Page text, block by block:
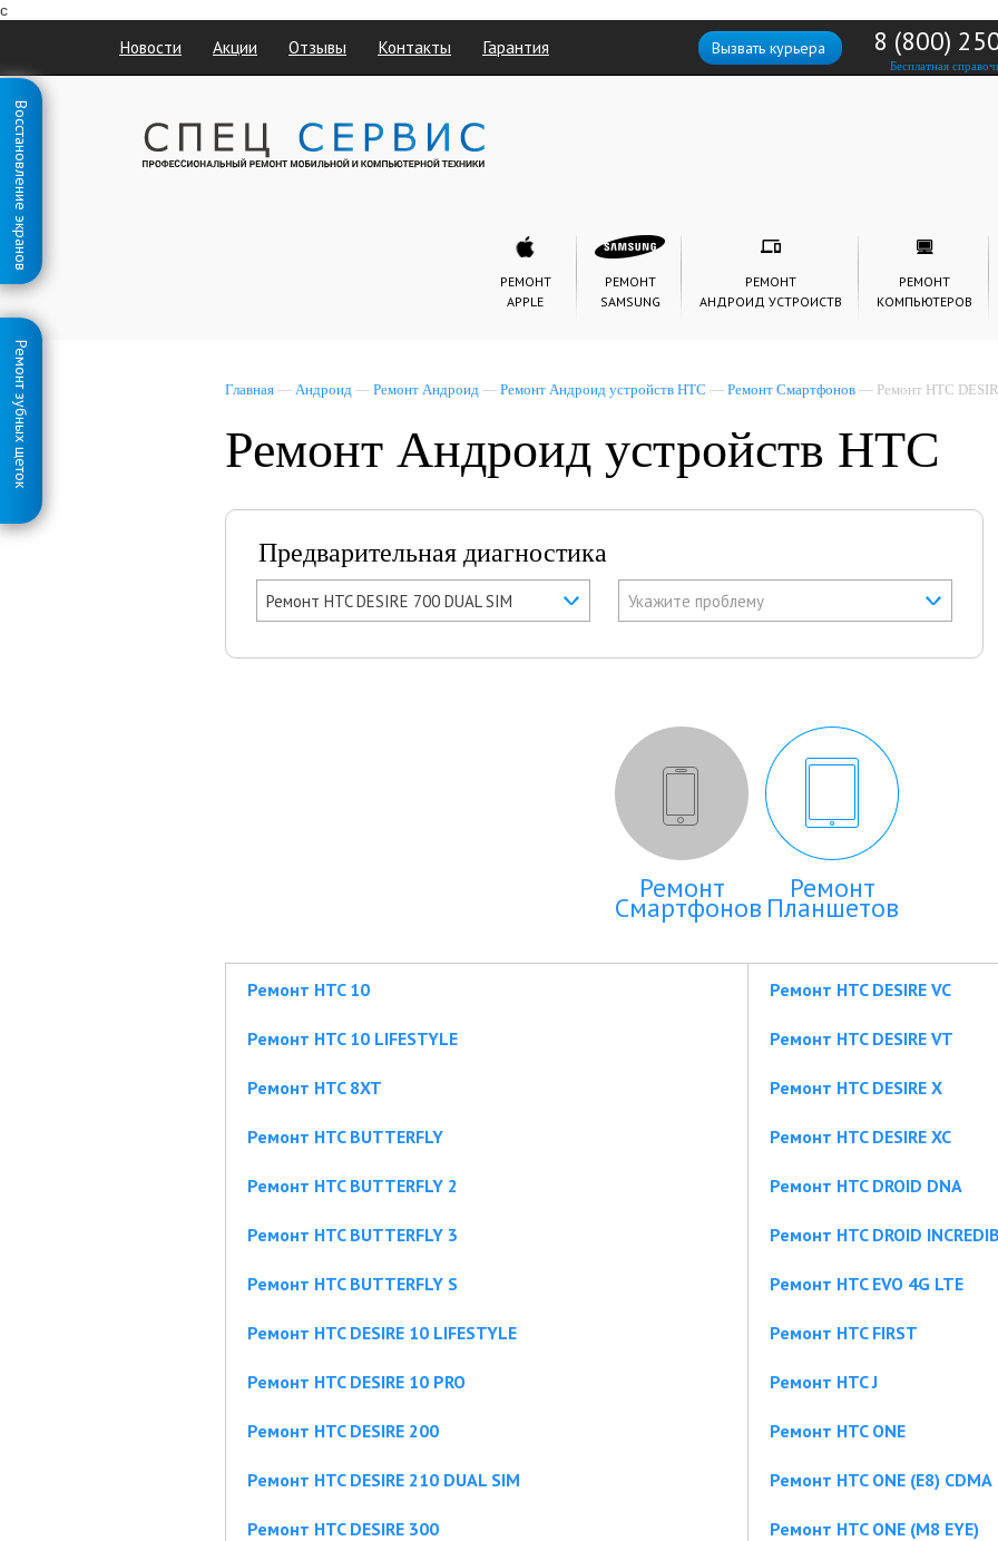
с
Восстановление экранов
Ремонт зубных щеток
Новости Акции Отзывы Контакты Гарантия 8 (800)
Бесплатная
Вызвать курьера
РЕМОНТ
APPLE
РЕМОНТ
SAMSUNG
РЕМОНТ
АНДРОИД УСТРОИСТВ
РЕМОНТ
КОМПЬЮТЕРОВ
Главная — Андроид — Ремонт Андроид — Ремонт Андроид устройств HTC — Ремонт Смартфонов — Ремонт HTC
Ремонт Андроид устройств HTC
Предварительная диагностика
Ремонт HTC DESIRE 700 DUAL SIM Укажите проблему
Ремонт
Смартфонов
Ремонт
Планшетов
Ремонт HTC 10
Ремонт HTC 10 LIFESTYLE
Ремонт HTC 8XT
Ремонт HTC BUTTERFLY
Ремонт HTC BUTTERFLY 2
Ремонт HTC BUTTERFLY 3
Ремонт HTC BUTTERFLY S
Ремонт HTC DESIRE 10 LIFESTYLE
Ремонт HTC DESIRE 10 PRO
Ремонт HTC DESIRE 200
Ремонт HTC DESIRE 210 DUAL SIM
Ремонт HTC DESIRE 300
Ремонт HTC DESIRE VC
Ремонт HTC DESIRE VT
Ремонт HTC DESIRE X
Ремонт HTC DESIRE XC
Ремонт HTC DROID DNA
Ремонт HTC DROID
Ремонт HTC EVO 4G LTE
Ремонт HTC FIRST
Ремонт HTC J
Ремонт HTC ONE
Ремонт HTC ONE (E8) CDMA
Ремонт HTC ONE (M8 EYE)